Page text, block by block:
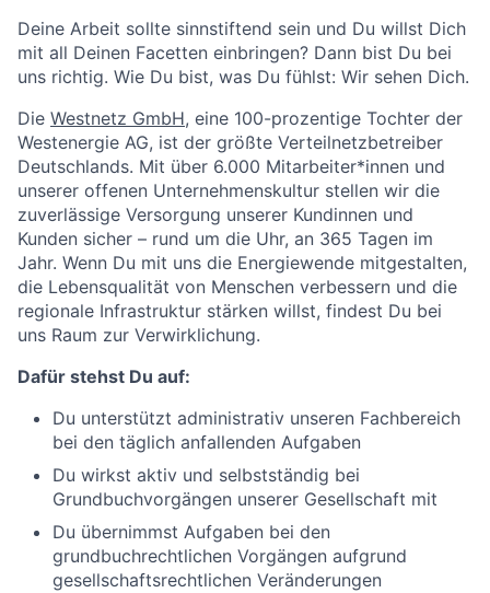
Deine Arbeit sollte sinnstiftend sein und Du willst Dich
mit all Deinen Facetten einbringen? Dann bist Du bei
uns richtig. Wie Du bist, was Du fühlst: Wir sehen Dich.
Die Westnetz GmbH, eine 100-prozentige Tochter der
Westenergie AG, ist der größte Verteilnetzbetreiber
Deutschlands. Mit über 6.000 Mitarbeiter*innen und
unserer offenen Unternehmenskultur stellen wir die
zuverlässige Versorgung unserer Kundinnen und
Kunden sicher – rund um die Uhr, an 365 Tagen im
Jahr. Wenn Du mit uns die Energiewende mitgestalten,
die Lebensqualität von Menschen verbessern und die
regionale Infrastruktur stärken willst, findest Du bei
uns Raum zur Verwirklichung.
Dafür stehst Du auf:
Du unterstützt administrativ unseren Fachbereich
bei den täglich anfallenden Aufgaben
Du wirkst aktiv und selbstständig bei
Grundbuchvorgängen unserer Gesellschaft mit
Du übernimmst Aufgaben bei den
grundbuchrechtlichen Vorgängen aufgrund
gesellschaftsrechtlichen Veränderungen